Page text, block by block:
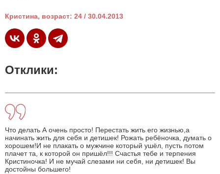
Кристина, возраст: 24 / 30.04.2013
Отклики:
Что делать А очень просто! Перестать жить его жизнью,а
начинать жить для себя и детишек! Рожать ребёночка, думать о
хорошем!И не плакать о мужчине который ушёл, пусть потом
плачет та, к которой он пришёл!!! Счастья тебе и терпения
Кристиночка! И не мучай слезами ни себя, ни детишек! Вы
достойны большего!